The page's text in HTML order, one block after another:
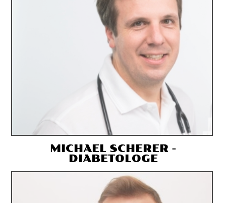
MICHAEL SCHERER -
DIABETOLOGE